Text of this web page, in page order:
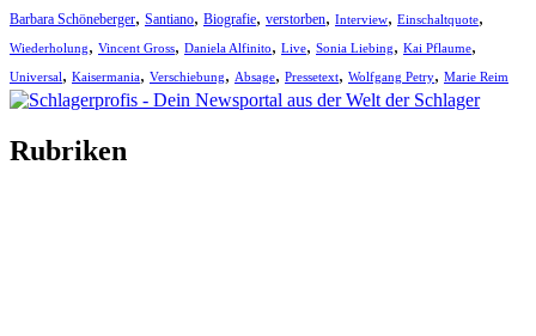
Barbara Schöneberger, Santiano, Biografie, verstorben, Interview, Einschaltquote,
Wiederholung, Vincent Gross, Daniela Alfinito, Live, Sonia Liebing, Kai Pflaume,
Universal, Kaisermania, Verschiebung, Absage, Pressetext, Wolfgang Petry, Marie Reim
Rubriken